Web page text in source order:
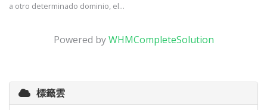
a otro determinado dominio, el...
Powered byWHMCompleteSolution
標籤雲